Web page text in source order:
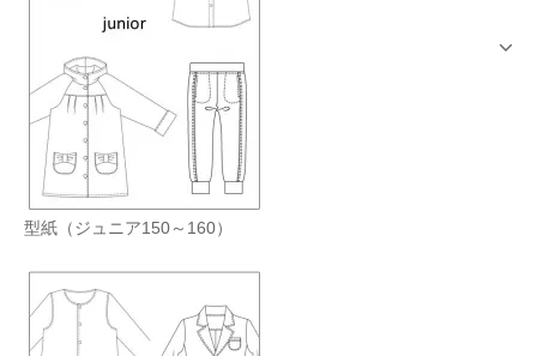
型紙（ジュニア150～160）